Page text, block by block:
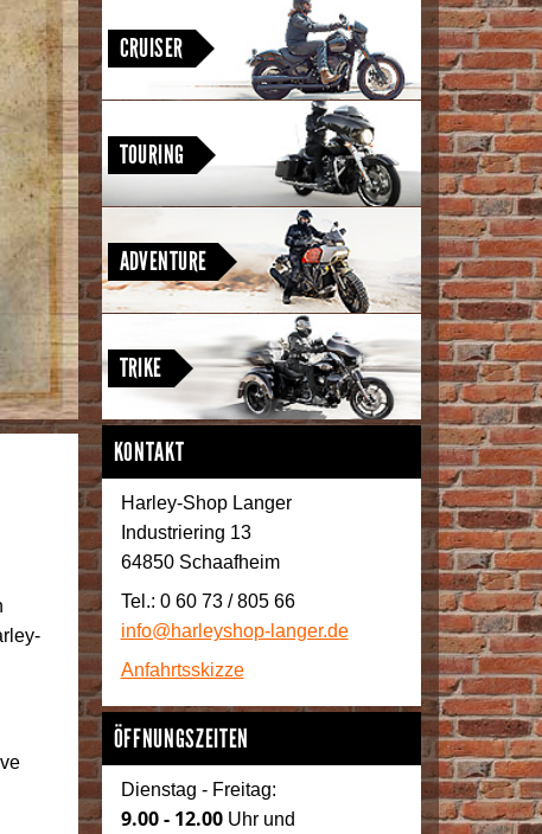
Street Bob · Low Rider S · Low Rider ST ·
Breakout · Fat Boy · Heritage Classic
CRUISER
Road King Special · Street Glide · Road Glide ·
Street Glide Ultra · CVO Street Glide · CVO
Road Glide · CVO Road Glide ST
TOURING
Pan America 1250 Special · Pan America 1250
ST · CVO Pan America
ADVENTURE
Freewheeler · Tri Glide Ultra
TRIKE
KONTAKT
Harley-Shop Langer
Industriering 13
64850 Schaafheim
Tel.: 0 60 73 / 805 66
info@harleyshop-langer.de
Anfahrtsskizze
ÖFFNUNGSZEITEN
Dienstag - Freitag:
9.00 - 12.00 Uhr und